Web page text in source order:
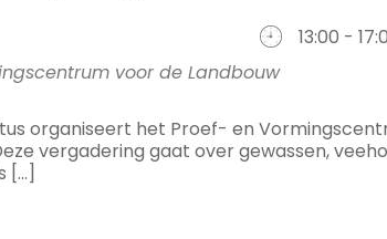
13:00 -
voor de Landbouw
organiseert het Proef- en
vergadering gaat over gewassen,
[...]